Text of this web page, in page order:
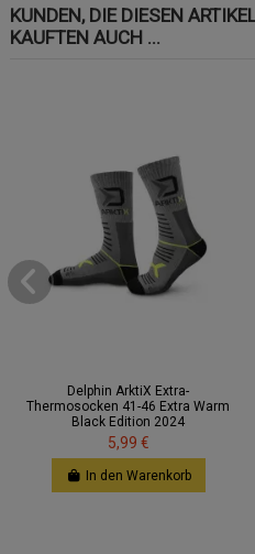
KUNDEN, DIE DIESEN
KAUFTEN AUCH ...
Delphin ArktiX Extra-
Thermosocken 41-46 Extra Warm
Black Edition 2024
5,99 €
In den Warenkorb